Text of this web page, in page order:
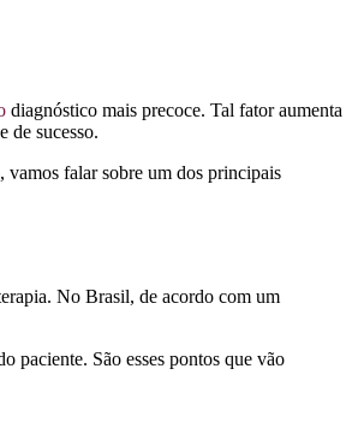
diagnóstico mais precoce. Tal fator aumenta
de sucesso.
vamos falar sobre um dos principais
No Brasil, de acordo com um
paciente. São esses pontos que vão